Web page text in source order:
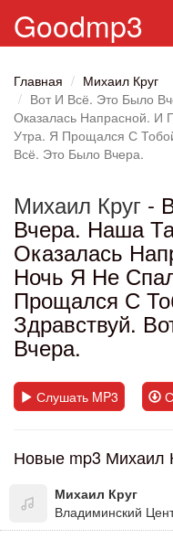
Goodmp3
Главная
Михаил Круг
Вот И Всё. Это Было
Оказалась Напрасной.
Утра. Я Прощался С
Всё. Это Было Вчера.
Михаил Круг -
Вчера. Наша
Оказалась
Ночь Я Не
Прощался С
Здравствуй.
Вчера.
Слушать MP3
Новые mp3 Михаил
Михаил Круг
Владиминский